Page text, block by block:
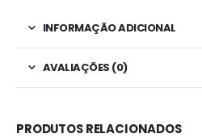
INFORMAÇÃO ADICIONAL
AVALIAÇÕES (0)
PRODUTOS RELACIONADOS